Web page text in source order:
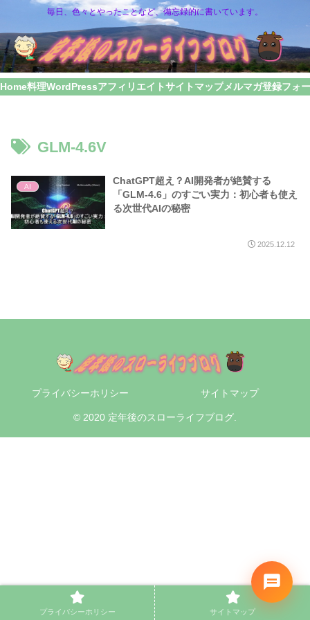
毎日、色々とやったことなど、備忘録的に書いています。
Home料理WordPressアフィリエイトサイトマップメルマガ登録フォ
GLM-4.6V
AI
ChatGPT超え？AI開発者が絶賛する
「GLM-4.6」のすごい実力：初心者も使え
る次世代AIの秘密
2025.12.12
プライバシーホリシー サイトマップ
© 2020 定年後のスローライフブログ.
プライバシーホリシー サイトマップ